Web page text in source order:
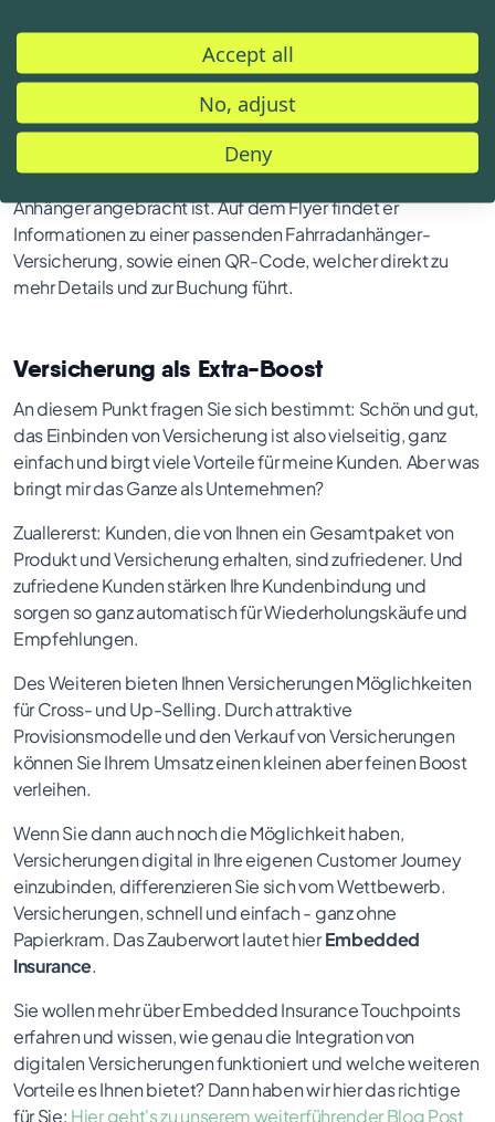
Im Paket des gekauften Produkts ist eine Paketbeilage
integriert, die Informationen zu einer Versicherung passend
zum gekauften Produkt enthält.
Ein Beispiel:Ein Kunde hat sich einen neuen
Fahrradanhänger bei Ihnen im Online-Shop bestellt. Beim
Öffnen des Pakets stößt er auf einen Flyer, der am
Anhänger angebracht ist. Auf dem Flyer findet er
Informationen zu einer passenden Fahrradanhänger-
Versicherung, sowie einen QR-Code, welcher direkt zu
mehr Details und zur Buchung führt.
Versicherung als Extra-Boost
An diesem Punkt fragen Sie sich bestimmt: Schön und gut,
das Einbinden von Versicherung ist also vielseitig, ganz
einfach und birgt viele Vorteile für meine Kunden. Aber was
bringt mir das Ganze als Unternehmen?
Zuallererst: Kunden, die von Ihnen ein Gesamtpaket von
Produkt und Versicherung erhalten, sind zufriedener. Und
zufriedene Kunden stärken Ihre Kundenbindung und
sorgen so ganz automatisch für Wiederholungskäufe und
Empfehlungen.
Des Weiteren bieten Ihnen Versicherungen Möglichkeiten
für Cross- und Up-Selling. Durch attraktive
Provisionsmodelle und den Verkauf von Versicherungen
können Sie Ihrem Umsatz einen kleinen aber feinen Boost
verleihen.
Wenn Sie dann auch noch die Möglichkeit haben,
Versicherungen digital in Ihre eigenen Customer Journey
einzubinden, differenzieren Sie sich vom Wettbewerb.
Versicherungen, schnell und einfach - ganz ohne
Papierkram. Das Zauberwort lautet hierEmbedded
Insurance.
Sie wollen mehr über Embedded Insurance Touchpoints
erfahren und wissen, wie genau die Integration von
digitalen Versicherungen funktioniert und welche weiteren
Vorteile es Ihnen bietet? Dann haben wir hier das richtige
für Sie: Hier geht's zu unserem weiterführender Blog Post
Accept all
No, adjust
Deny